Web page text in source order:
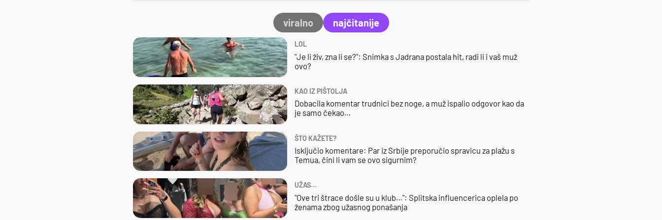
viralno najčitanije
LOL
"Je li živ, zna li se?": Snimka s Jadrana postala hit, radi li i vaš muž
ovo?
KAO IZ PIŠTOLJA
Dobacila komentar trudnici bez noge, a muž ispalio odgovor kao da
je samo čekao…
ŠTO KAŽETE?
Isključio komentare: Par iz Srbije preporučio spravicu za plažu s
Temua, čini li vam se ovo sigurnim?
UŽAS…
"Ove tri štrace došle su u klub…": Splitska influencerica oplela po
ženama zbog užasnog ponašanja